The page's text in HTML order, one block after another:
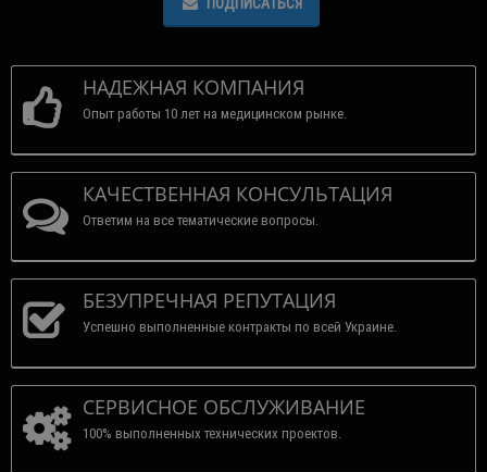
НАДЕЖНАЯ КОМПАНИЯ
Опыт работы 10 лет на медицинском рынке.
КАЧЕСТВЕННАЯ КОНСУЛЬТАЦИЯ
Ответим на все тематические вопросы.
БЕЗУПРЕЧНАЯ РЕПУТАЦИЯ
Успешно выполненные контракты по всей Украине.
СЕРВИСНОЕ ОБСЛУЖИВАНИЕ
100% выполненных технических проектов.